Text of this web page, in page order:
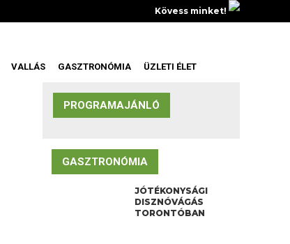
Kövess minket!
VALLÁS GASZTRONÓMIA ÜZLETI ÉLET
PROGRAMAJÁNLÓ
GASZTRONÓMIA
JÓTÉKONYSÁGI
DISZNÓVÁGÁS
TORONTÓBAN